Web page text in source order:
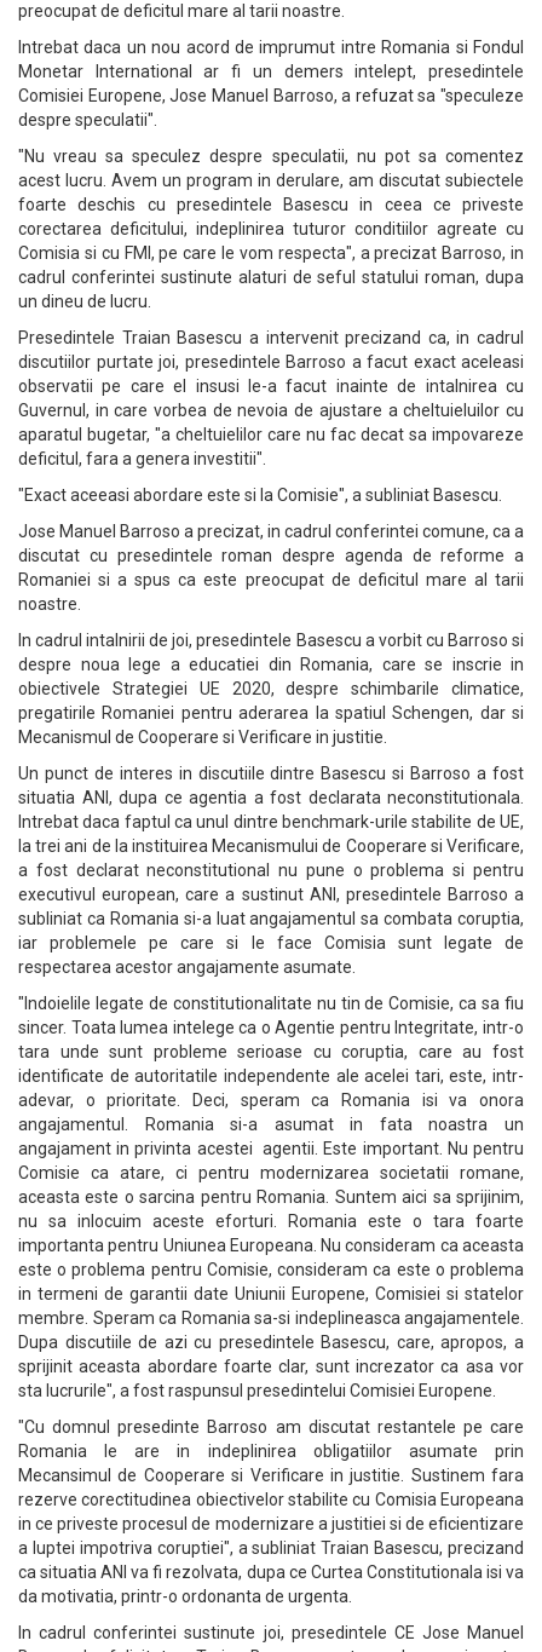
preocupat de deficitul mare al tarii noastre.
Intrebat daca un nou acord de imprumut intre Romania si Fondul
Monetar International ar fi un demers intelept, presedintele
Comisiei Europene, Jose Manuel Barroso, a refuzat sa "speculeze
despre speculatii".
"Nu vreau sa speculez despre speculatii, nu pot sa comentez
acest lucru. Avem un program in derulare, am discutat subiectele
foarte deschis cu presedintele Basescu in ceea ce priveste
corectarea deficitului, indeplinirea tuturor conditiilor agreate cu
Comisia si cu FMI, pe care le vom respecta", a precizat Barroso, in
cadrul conferintei sustinute alaturi de seful statului roman, dupa
un dineu de lucru.
Presedintele Traian Basescu a intervenit precizand ca, in cadrul
discutiilor purtate joi, presedintele Barroso a facut exact aceleasi
observatii pe care el insusi le-a facut inainte de intalnirea cu
Guvernul, in care vorbea de nevoia de ajustare a cheltuieluilor cu
aparatul bugetar, "a cheltuielilor care nu fac decat sa impovareze
deficitul, fara a genera investitii".
"Exact aceeasi abordare este si la Comisie", a subliniat Basescu.
Jose Manuel Barroso a precizat, in cadrul conferintei comune, ca a
discutat cu presedintele roman despre agenda de reforme a
Romaniei si a spus ca este preocupat de deficitul mare al tarii
noastre.
In cadrul intalnirii de joi, presedintele Basescu a vorbit cu Barroso si
despre noua lege a educatiei din Romania, care se inscrie in
obiectivele Strategiei UE 2020, despre schimbarile climatice,
pregatirile Romaniei pentru aderarea la spatiul Schengen, dar si
Mecanismul de Cooperare si Verificare in justitie.
Un punct de interes in discutiile dintre Basescu si Barroso a fost
situatia ANI, dupa ce agentia a fost declarata neconstitutionala.
Intrebat daca faptul ca unul dintre benchmark-urile stabilite de UE,
la trei ani de la instituirea Mecanismului de Cooperare si Verificare,
a fost declarat neconstitutional nu pune o problema si pentru
executivul european, care a sustinut ANI, presedintele Barroso a
subliniat ca Romania si-a luat angajamentul sa combata coruptia,
iar problemele pe care si le face Comisia sunt legate de
respectarea acestor angajamente asumate.
"Indoielile legate de constitutionalitate nu tin de Comisie, ca sa fiu
sincer. Toata lumea intelege ca o Agentie pentru Integritate, intr-o
tara unde sunt probleme serioase cu coruptia, care au fost
identificate de autoritatile independente ale acelei tari, este, intr-
adevar, o prioritate. Deci, speram ca Romania isi va onora
angajamentul. Romania si-a asumat in fata noastra un
angajament in privinta acestei agentii. Este important. Nu pentru
Comisie ca atare, ci pentru modernizarea societatii romane,
aceasta este o sarcina pentru Romania. Suntem aici sa sprijinim,
nu sa inlocuim aceste eforturi. Romania este o tara foarte
importanta pentru Uniunea Europeana. Nu consideram ca aceasta
este o problema pentru Comisie, consideram ca este o problema
in termeni de garantii date Uniunii Europene, Comisiei si statelor
membre. Speram ca Romania sa-si indeplineasca angajamentele.
Dupa discutiile de azi cu presedintele Basescu, care, apropos, a
sprijinit aceasta abordare foarte clar, sunt increzator ca asa vor
sta lucrurile", a fost raspunsul presedintelui Comisiei Europene.
"Cu domnul presedinte Barroso am discutat restantele pe care
Romania le are in indeplinirea obligatiilor asumate prin
Mecansimul de Cooperare si Verificare in justitie. Sustinem fara
rezerve corectitudinea obiectivelor stabilite cu Comisia Europeana
in ce priveste procesul de modernizare a justitiei si de eficientizare
a luptei impotriva coruptiei", a subliniat Traian Basescu, precizand
ca situatia ANI va fi rezolvata, dupa ce Curtea Constitutionala isi va
da motivatia, printr-o ordonanta de urgenta.
In cadrul conferintei sustinute joi, presedintele CE Jose Manuel